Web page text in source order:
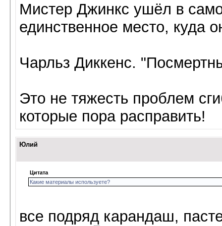
Мистер Джинкс ушёл в
единственное место, куда
Чарльз Диккенс.
Это не тяжесть проблем
которые пора расправить!
Юлий
Цитата
Какие материалы используете?
все подряд карандаш,